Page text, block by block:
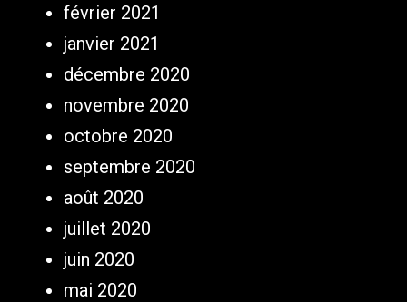
février 2021
janvier 2021
décembre 2020
novembre 2020
octobre 2020
septembre 2020
août 2020
juillet 2020
juin 2020
mai 2020